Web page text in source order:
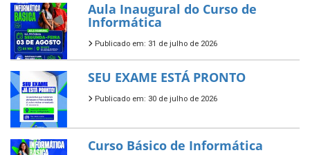
Aula Inaugural do Curso de
Informática
Publicado em: 31 de julho de 2026
SEU EXAME ESTÁ PRONTO
Publicado em: 30 de julho de 2026
Curso Básico de Informática